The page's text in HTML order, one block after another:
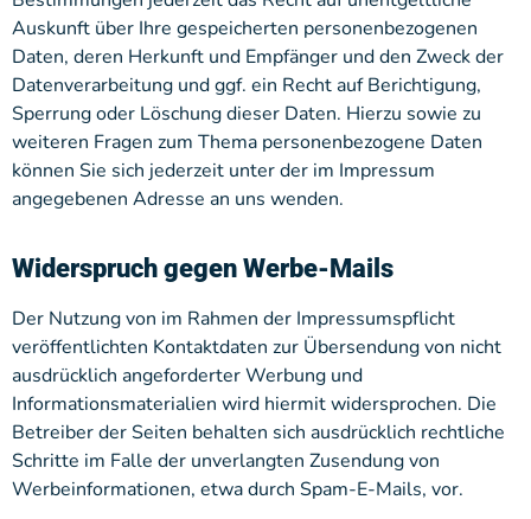
Auskunft über Ihre gespeicherten personenbezogenen
Daten, deren Herkunft und Empfänger und den Zweck der
Datenverarbeitung und ggf. ein Recht auf Berichtigung,
Sperrung oder Löschung dieser Daten. Hierzu sowie zu
weiteren Fragen zum Thema personenbezogene Daten
können Sie sich jederzeit unter der im Impressum
angegebenen Adresse an uns wenden.
Widerspruch gegen Werbe-Mails
Der Nutzung von im Rahmen der Impressumspflicht
veröffentlichten Kontaktdaten zur Übersendung von nicht
ausdrücklich angeforderter Werbung und
Informationsmaterialien wird hiermit widersprochen. Die
Betreiber der Seiten behalten sich ausdrücklich rechtliche
Schritte im Falle der unverlangten Zusendung von
Werbeinformationen, etwa durch Spam-E-Mails, vor.